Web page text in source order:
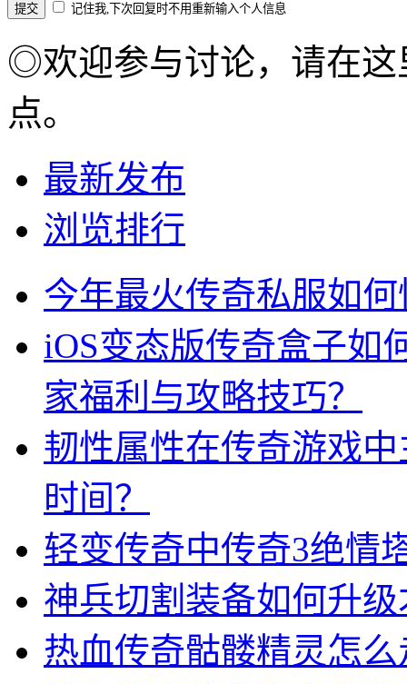
记住我,下次回复时不用重新输入个人信息
◎欢迎参与讨论，请在这
点。
最新发布
浏览排行
今年最火传奇私服如
iOS变态版传奇盒子如
家福利与攻略技巧？
韧性属性在传奇游戏
时间？
轻变传奇中传奇3绝情
神兵切割装备如何升
热血传奇骷髅精灵怎